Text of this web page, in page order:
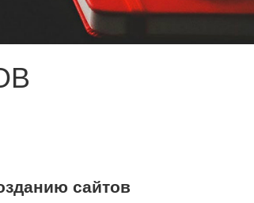
сайтов